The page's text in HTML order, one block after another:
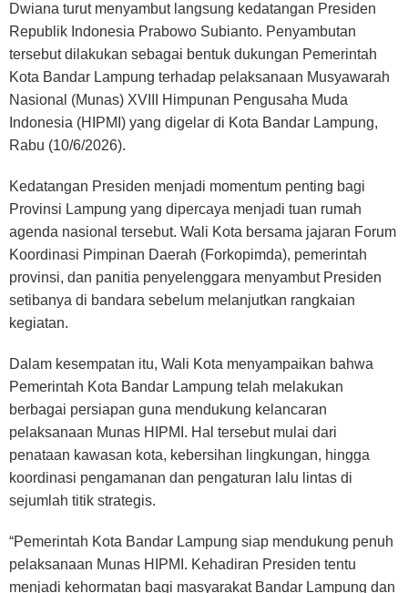
Dwiana turut menyambut langsung kedatangan Presiden
Republik Indonesia Prabowo Subianto. Penyambutan
tersebut dilakukan sebagai bentuk dukungan Pemerintah
Kota Bandar Lampung terhadap pelaksanaan Musyawarah
Nasional (Munas) XVIII Himpunan Pengusaha Muda
Indonesia (HIPMI) yang digelar di Kota Bandar Lampung,
Rabu (10/6/2026).
Kedatangan Presiden menjadi momentum penting bagi
Provinsi Lampung yang dipercaya menjadi tuan rumah
agenda nasional tersebut. Wali Kota bersama jajaran Forum
Koordinasi Pimpinan Daerah (Forkopimda), pemerintah
provinsi, dan panitia penyelenggara menyambut Presiden
setibanya di bandara sebelum melanjutkan rangkaian
kegiatan.
Dalam kesempatan itu, Wali Kota menyampaikan bahwa
Pemerintah Kota Bandar Lampung telah melakukan
berbagai persiapan guna mendukung kelancaran
pelaksanaan Munas HIPMI. Hal tersebut mulai dari
penataan kawasan kota, kebersihan lingkungan, hingga
koordinasi pengamanan dan pengaturan lalu lintas di
sejumlah titik strategis.
“Pemerintah Kota Bandar Lampung siap mendukung penuh
pelaksanaan Munas HIPMI. Kehadiran Presiden tentu
menjadi kehormatan bagi masyarakat Bandar Lampung dan